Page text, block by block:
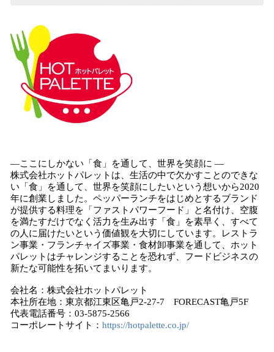
―ここにしかない「食」を通して、世界を笑顔に ―
株式会社ホットパレットは、生活の中で欠かすことのできな
い「食」を通して、世界を笑顔にしたいという想いから2020
年に創業しました。ペッパーランチをはじめとするブランド
が提供する料理を「ファストパワーフード」と名付け、空腹
を満たすだけでなく活力を生み出す「食」を素早く、すべて
の人に届けたいという価値観を大切にしています。レストラ
ン事業・フランチャイズ事業・食材卸事業を通して、ホット
パレットはチャレンジすることを恐れず、フードビジネスの
新たな可能性を拓いてまいります。
会社名：株式会社ホットパレット
本社所在地：東京都江東区亀戸2-27-7 FORECAST亀戸5F
代表電話番号：03-5875-2566
コーポレートサイト： https://hotpalette.co.jp/